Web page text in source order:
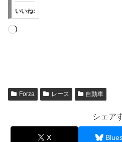
いいね:
読
Forza レース 自動車
シェア
X